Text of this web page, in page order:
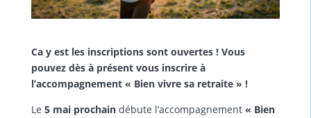
Ca y est les inscriptions sont ouvertes ! Vous
pouvez dès à présent vous inscrire à
l’accompagnement « Bien vivre sa retraite » !
Le 5 mai prochaindébute l’accompagnement « Bien